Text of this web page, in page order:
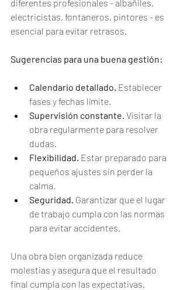
diferentes profesionales - albañiles,
electricistas, fontaneros, pintores - es
esencial para evitar retrasos.
Sugerencias para una buena gestión:
Calendario detallado. Establecer
fases y fechas límite.
Supervisión constante. Visitar la
obra regularmente para resolver
dudas.
Flexibilidad. Estar preparado para
pequeños ajustes sin perder la
calma.
Seguridad. Garantizar que el lugar
de trabajo cumpla con las normas
para evitar accidentes.
Una obra bien organizada reduce
molestias y asegura que el resultado
final cumpla con las expectativas.